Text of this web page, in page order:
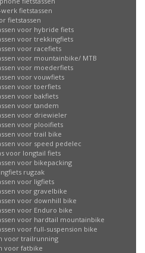
fietstassen
fietstassen
voor hybride fiets
voor trekkingfiets
voor racefiets
voor mountainbike/ MTB
voor moederfiets
voor vouwfiets
voor toerfiets
voor bakfiets
voor tandem
voor driewieler
voor plooifiets
voor trail bike
voor speed pedelec
voor longtail fiets
voor bikepacking
rugzak
voor ligfiets
voor gravelbike
voor downhill bike
voor Enduro bike
voor hardtail mountainbike
voor full-suspension bike
voor trailrunning
voor fatbike